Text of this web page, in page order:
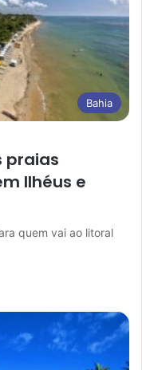
Bahia
praias
Ilhéus e
quem vai ao litoral